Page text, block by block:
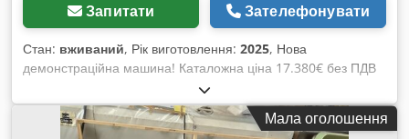
Запитати Зателефонувати
Стан: вживаний, Рік виготовлення: 2025, Нова
демонстраційна машина! Каталожна ціна 17.380€ без ПДВ
MOVE — високоточний вакуумний прес із величезною
корисною площею для вакуумного гнуття та вакуумного
фанерування вигнутих заготовок. ВідзначаєтьсяМала оголошення